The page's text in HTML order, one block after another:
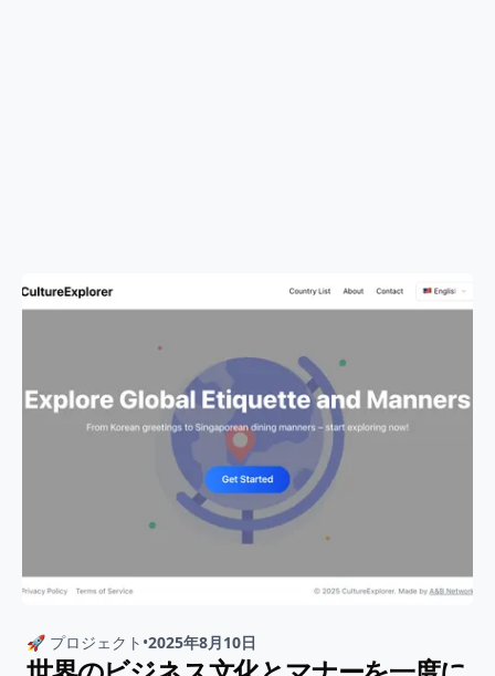
🚀 プロジェクト •2025年8月10日